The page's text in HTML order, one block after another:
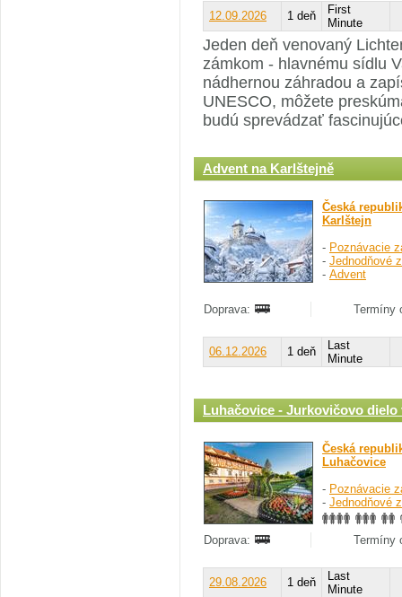
12.09.2026 1 deň
First
Minute
Jeden deň venovaný
zámkom - hlavnému sídlu
nádhernou záhradou a
UNESCO, môžete
budú sprevádzať
Advent na Karlštejně
Česká
Karlštejn
- Poznávacie
- Jednodňové
- Advent
Doprava: Termíny
06.12.2026 1 deň
Last
Minute
Luhačovice - Jurkovičovo
Česká
Luhačovice
- Poznávacie
- Jednodňové
Doprava: Termíny
29.08.2026 1 deň
Last
Minute